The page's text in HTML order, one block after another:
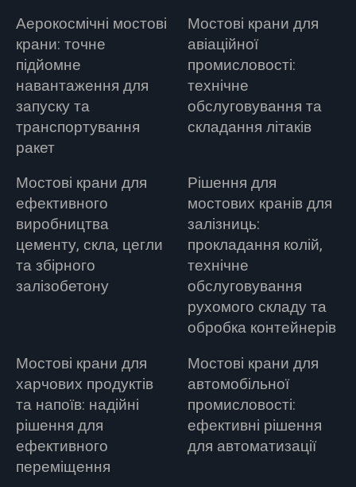
Аерокосмічні мостові
крани: точне
підйомне
навантаження для
запуску та
транспортування
ракет
Мостові крани для
авіаційної
промисловості:
технічне
обслуговування та
складання літаків
Мостові крани для
ефективного
виробництва
цементу, скла, цегли
та збірного
залізобетону
Рішення для
мостових кранів для
залізниць:
прокладання колій,
технічне
обслуговування
рухомого складу та
обробка контейнерів
Мостові крани для
харчових продуктів
та напоїв: надійні
рішення для
ефективного
переміщення
Мостові крани для
автомобільної
промисловості:
ефективні рішення
для автоматизації